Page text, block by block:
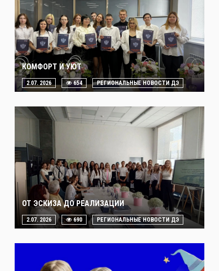
КОМФОРТ И УЮТ
2.07. 2026 654 РЕГИОНАЛЬНЫЕ НОВОСТИ ДЭ
ОТ ЭСКИЗА ДО РЕАЛИЗАЦИИ
2.07. 2026 690 РЕГИОНАЛЬНЫЕ НОВОСТИ ДЭ